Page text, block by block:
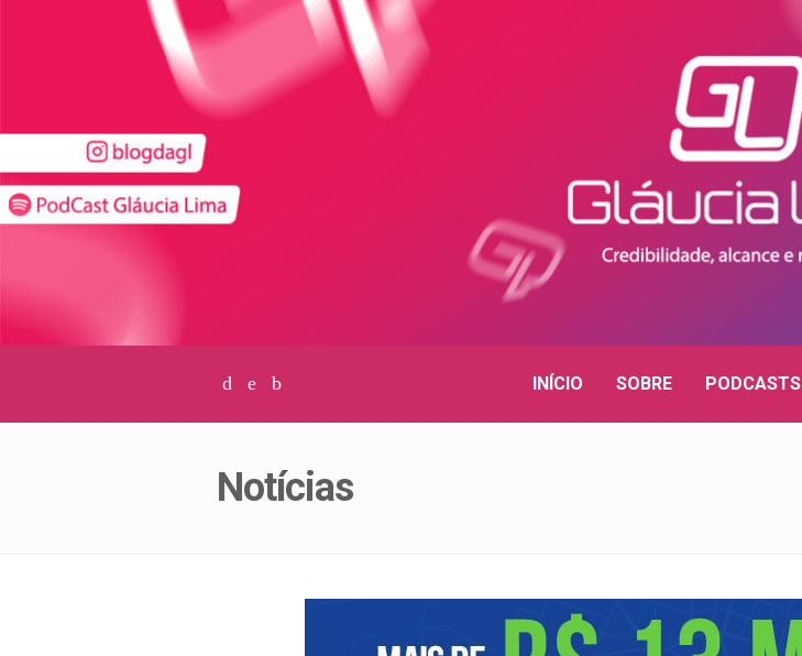
Facebook
TwitterInstagram INÍCIO SOBRE PODCASTS
Notícias